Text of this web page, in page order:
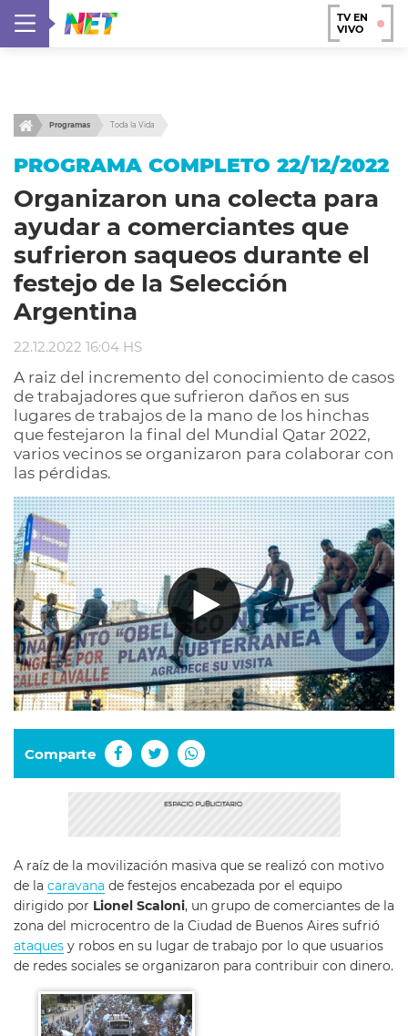
TV EN
VIVO
Programas Toda la Vida
PROGRAMA COMPLETO 22/12/2022
Organizaron una colecta para
ayudar a comerciantes que
sufrieron saqueos durante el
festejo de la Selección
Argentina
22.12.2022 16:04 HS
A raiz del incremento del conocimiento de casos
de trabajadores que sufrieron daños en sus
lugares de trabajos de la mano de los hinchas
que festejaron la final del Mundial Qatar 2022,
varios vecinos se organizaron para colaborar con
las pérdidas.
Comparte
A raíz de la movilización masiva que se realizó con motivo
de la caravana de festejos encabezada por el equipo
dirigido por Lionel Scaloni, un grupo de comerciantes de la
zona del microcentro de la Ciudad de Buenos Aires sufrió
ataques y robos en su lugar de trabajo por lo que usuarios
de redes sociales se organizaron para contribuir con dinero.